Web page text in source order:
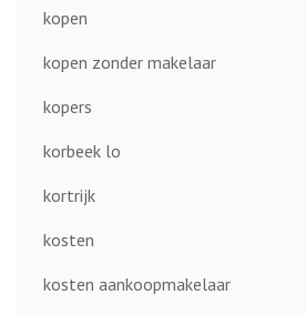
kopen
kopen zonder makelaar
kopers
korbeek lo
kortrijk
kosten
kosten aankoopmakelaar